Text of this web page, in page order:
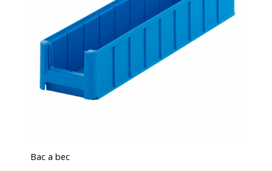
Bac a bec